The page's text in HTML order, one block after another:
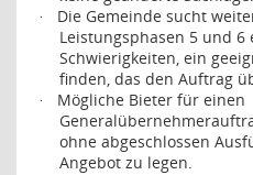
·
Die Gemeinde sucht
Leistungsphasen 5 und
Schwierigkeiten, ein
finden, das den Auftrag
·
Mögliche Bieter für einen
ohne abgeschlossen
Angebot zu legen.